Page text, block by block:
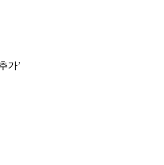
가’